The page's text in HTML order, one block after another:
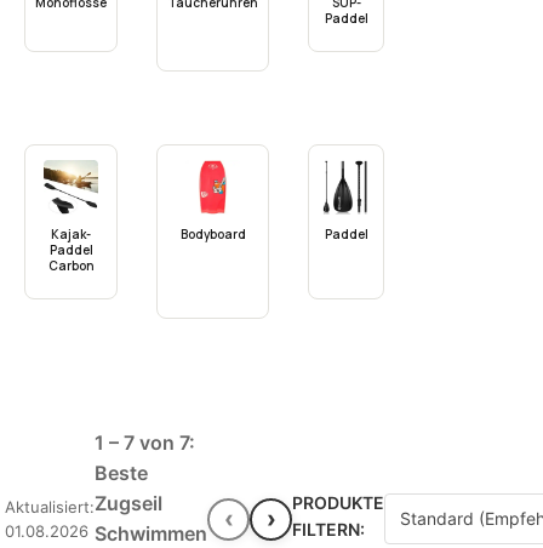
Paddel
Kajak-
Paddel
Carbon
Bodyboard Paddel
Aktualisiert:
01.08.2026
1 – 7 von 7:
Beste
Zugseil
Schwimmen
‹ ›
PRODUKTE
FILTERN: